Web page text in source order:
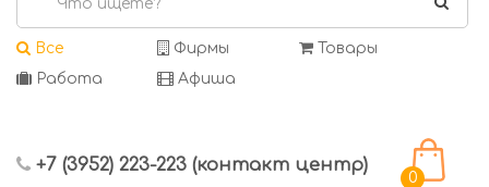
Все Фирмы
Товары
Работа
Афиша
+7 (3952) 223-223 (контакт центр)
0